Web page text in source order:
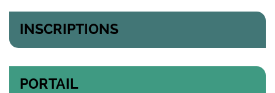
INSCRIPTIONS
PORTAIL